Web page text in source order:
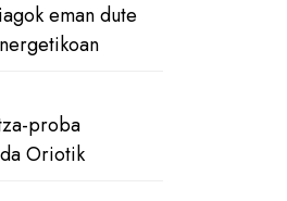
eman dute
proba
Oriotik